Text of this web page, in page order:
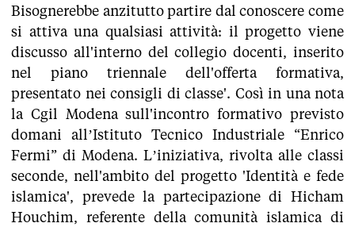
Bisognerebbe anzitutto partire dal conoscere come
si attiva una qualsiasi attività: il progetto viene
discusso all'interno del collegio docenti, inserito
nel piano triennale dell'offerta formativa,
presentato nei consigli di classe'. Così in una nota
la Cgil Modena sull'incontro formativo previsto
domani all’Istituto Tecnico Industriale “Enrico
Fermi” di Modena. L’iniziativa, rivolta alle classi
seconde, nell'ambito del progetto 'Identità e fede
islamica', prevede la partecipazione di Hicham
Houchim, referente della comunità islamica di